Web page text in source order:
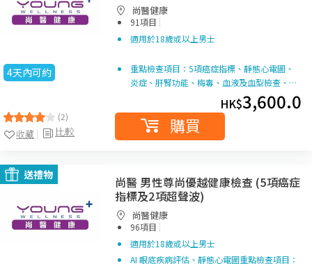
4天內可約
(2)
比較
收藏
尚醫健康
91項目 |
適用於18歲或以上男士
重點檢查項目：5項癌症指標、靜態心電圖、
炎症、肝腎功能、梅毒、血液及血型檢查、…
HK$3,600.0
購買
送禮物
尚醫 男性尊尚優越健康檢查 (5項癌症
指標及2項超聲波)
尚醫健康
96項目 |
適用於18歲或以上男士
AI 眼底疾病評估、靜態心電圖重點檢查項目：